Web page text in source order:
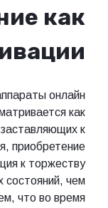
как
онлайн
как
к
приобретение
к торжеству
чем
что во время